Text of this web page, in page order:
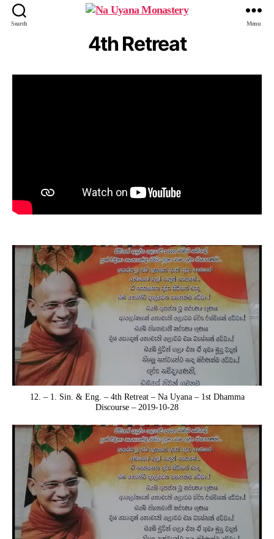
Search Menu
4th Retreat
12. – 1. Sin. & Eng. – 4th Retreat – Na Uyana – 1st Dhamma
Discourse – 2019-10-28